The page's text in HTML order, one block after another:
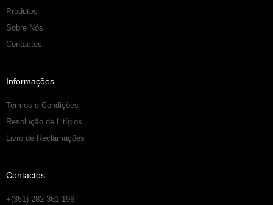
Produtos
Sobre Nós
Contactos
Informações
Termos e Condições
Resolução de Litígios
Livro de Reclamações
Contactos
+(351) 282 361 196